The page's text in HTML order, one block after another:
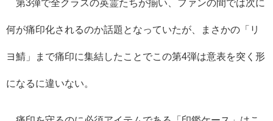
第3弾で全クラスの英霊たちが揃い、ファンの間では次に
何が痛印化されるのか話題となっていたが、まさかの「リ
ヨ鯖」まで痛印に集結したことでこの第4弾は意表を突く形
になるに違いない。